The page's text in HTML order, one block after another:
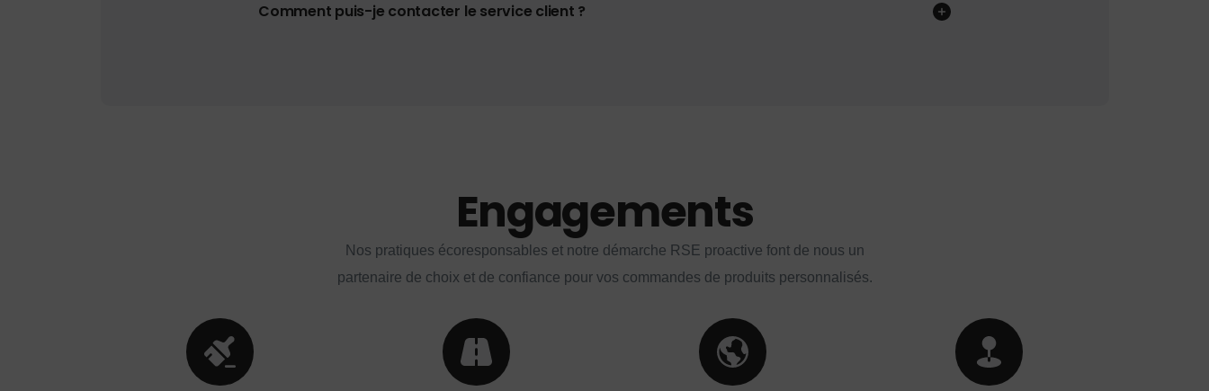
Comment puis-je contacter le service client ?
Engagements
Nos pratiques écoresponsables et notre démarche RSE proactive font de nous un
partenaire de choix et de confiance pour vos commandes de produits personnalisés.